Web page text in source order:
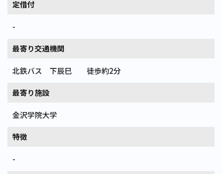
定借付
-
最寄り交通機関
北鉄バス 下辰巳 徒歩約2分
最寄り施設
金沢学院大学
特徴
-